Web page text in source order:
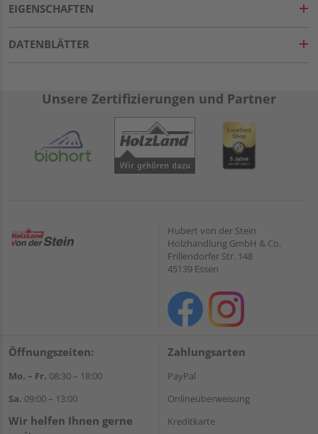
EIGENSCHAFTEN
DATENBLÄTTER
Unsere Zertifizierungen und Partner
Hubert von der Stein
Holzhandlung GmbH & Co.
Frillendorfer Str. 148
45139 Essen
Öffnungszeiten:
Mo. – Fr. 08:30 – 18:00
Sa. 09:00 – 13:00
Wir helfen Ihnen gerne
Zahlungsarten
PayPal
Onlineüberweisung
Kreditkarte